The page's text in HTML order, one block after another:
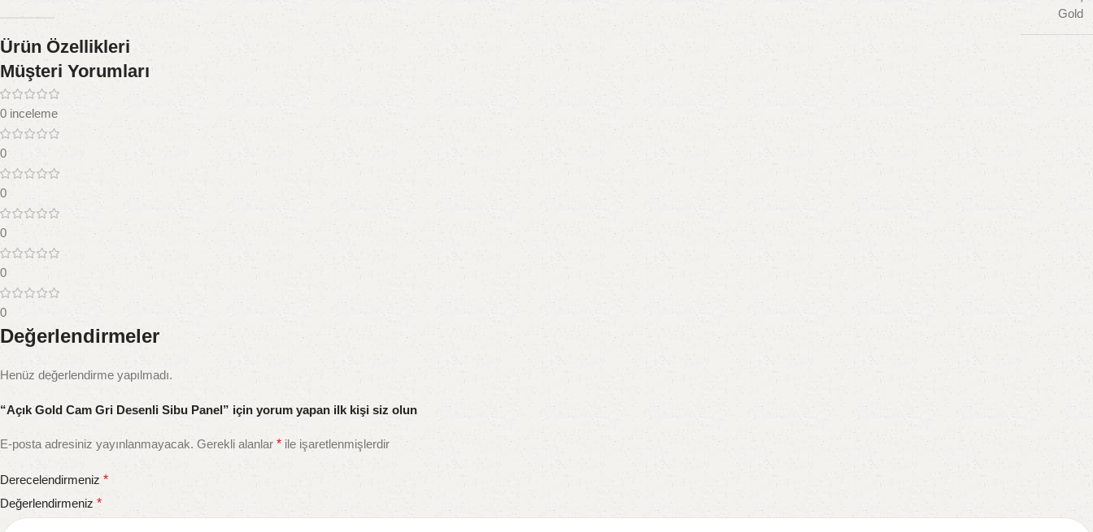
Gold
Ürün Özellikleri
Müşteri Yorumları
0 inceleme
0
0
0
0
0
Değerlendirmeler
Henüz değerlendirme yapılmadı.
“Açık Gold Cam Gri Desenli Sibu Panel” için yorum yapan ilk kişi siz olun
E-posta adresiniz yayınlanmayacak. Gerekli alanlar * ile işaretlenmişlerdir
Derecelendirmeniz *
Değerlendirmeniz *